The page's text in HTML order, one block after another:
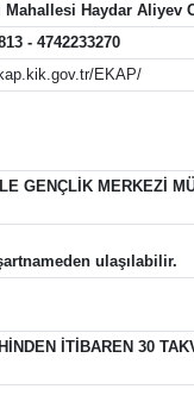
Mahallesi Haydar Aliyev
- 4742233270
EKAP/
GENÇLİK MERKEZİ
ulaşılabilir.
İTİBAREN 30